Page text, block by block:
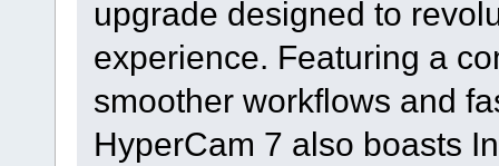
upgrade designed to
experience. Featuring a
smoother workflows and
HyperCam 7 also boasts